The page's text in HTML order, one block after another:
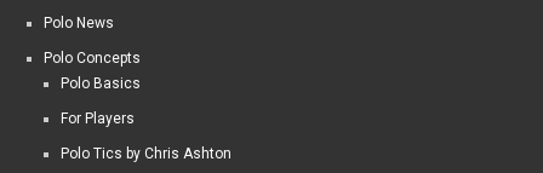
Polo News
Polo Concepts
Polo Basics
For Players
Polo Tics by Chris Ashton